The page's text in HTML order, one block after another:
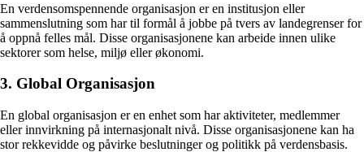
En verdensomspennende organisasjon er en institusjon eller
sammenslutning som har til formål å jobbe på tvers av landegrenser for
å oppnå felles mål. Disse organisasjonene kan arbeide innen ulike
sektorer som helse, miljø eller økonomi.
3. Global Organisasjon
En global organisasjon er en enhet som har aktiviteter, medlemmer
eller innvirkning på internasjonalt nivå. Disse organisasjonene kan ha
stor rekkevidde og påvirke beslutninger og politikk på verdensbasis.